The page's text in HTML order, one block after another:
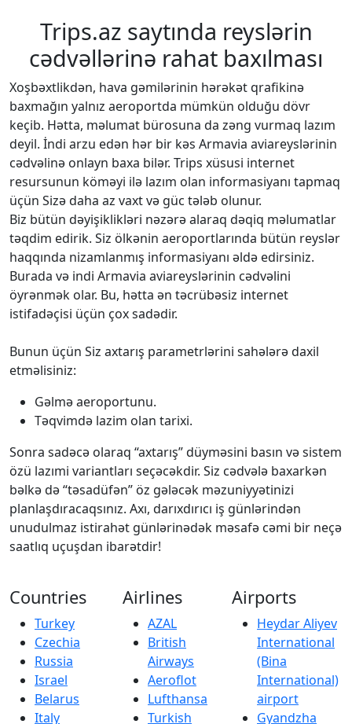
Trips.az saytında reyslərin
cədvəllərinə rahat baxılması
Xoşbəxtlikdən, hava gəmilərinin hərəkət qrafikinə
baxmağın yalnız aeroportda mümkün olduğu dövr
keçib. Hətta, məlumat bürosuna da zəng vurmaq lazım
deyil. İndi arzu edən hər bir kəs Armavia aviareyslərinin
cədvəlinə onlayn baxa bilər. Trips xüsusi internet
resursunun köməyi ilə lazım olan informasiyanı tapmaq
üçün Sizə daha az vaxt və güc tələb olunur.
Biz bütün dəyişiklikləri nəzərə alaraq dəqiq məlumatlar
təqdim edirik. Siz ölkənin aeroportlarında bütün reyslər
haqqında nizamlanmış informasiyanı əldə edirsiniz.
Burada və indi Armavia aviareyslərinin cədvəlini
öyrənmək olar. Bu, hətta ən təcrübəsiz internet
istifadəçisi üçün çox sadədir.
Bunun üçün Siz axtarış parametrlərini sahələrə daxil
etməlisiniz:
Gəlmə aeroportunu.
Təqvimdə lazim olan tarixi.
Sonra sadəcə olaraq “axtarış” düyməsini basın və sistem
özü lazımi variantları seçəcəkdir. Siz cədvələ baxarkən
bəlkə də “təsadüfən” öz gələcək məzuniyyətinizi
planlaşdıracaqsınız. Axı, darıxdırıcı iş günlərindən
unudulmaz istirahət günlərinədək məsafə cəmi bir neçə
saatlıq uçuşdan ibarətdir!
Countries
Turkey
Czechia
Russia
Israel
Belarus
Italy
Airlines
AZAL
British
Airways
Aeroflot
Lufthansa
Turkish
Airports
Heydar Aliyev
International
(Bina
International)
airport
Gyandzha